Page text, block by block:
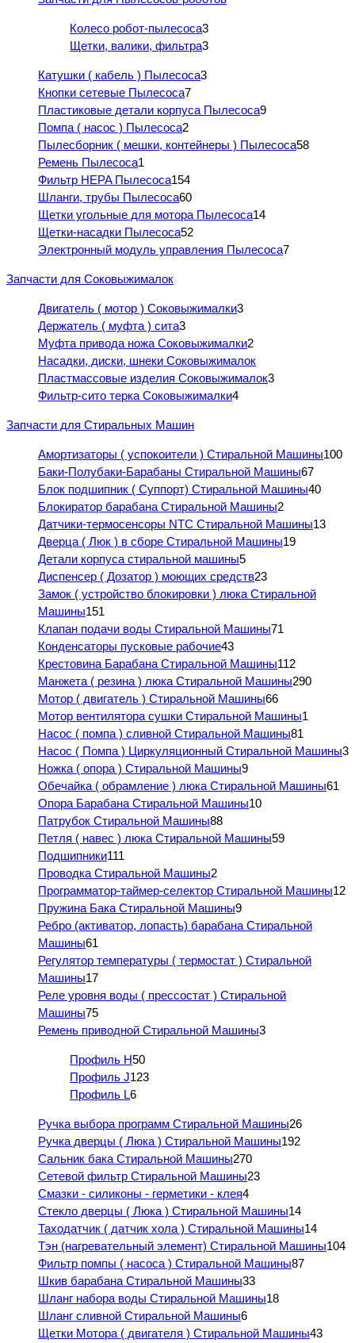
Колесо робот-пылесоса3
Щетки, валики, фильтра3
Катушки ( кабель ) Пылесоса3
Кнопки сетевые Пылесоса7
Пластиковые детали корпуса Пылесоса9
Помпа ( насос ) Пылесоса2
Пылесборник ( мешки, контейнеры ) Пылесоса58
Ремень Пылесоса1
Фильтр HEPA Пылесоса154
Шланги, трубы Пылесоса60
Щетки угольные для мотора Пылесоса14
Щетки-насадки Пылесоса52
Электронный модуль управления Пылесоса7
Запчасти для Соковыжималок
Двигатель ( мотор ) Соковыжималки3
Держатель ( муфта ) сита3
Муфта привода ножа Соковыжималки2
Насадки, диски, шнеки Соковыжималок
Пластмассовые изделия Соковыжималок3
Фильтр-сито терка Соковыжималки4
Запчасти для Стиральных Машин
Амортизаторы ( успокоители ) Стиральной Машины100
Баки-Полубаки-Барабаны Стиральной Машины67
Блок подшипник ( Суппорт) Стиральной Машины40
Блокиратор барабана Стиральной Машины2
Датчики-термосенсоры NTC Стиральной Машины13
Дверца ( Люк ) в сборе Стиральной Машины19
Детали корпуса стиральной машины5
Диспенсер ( Дозатор ) моющих средств23
Замок ( устройство блокировки ) люка Стиральной
Машины151
Клапан подачи воды Стиральной Машины71
Конденсаторы пусковые рабочие43
Крестовина Барабана Стиральной Машины112
Манжета ( резина ) люка Стиральной Машины290
Мотор ( двигатель ) Стиральной Машины66
Мотор вентилятора сушки Стиральной Машины1
Насос ( помпа ) сливной Стиральной Машины81
Насос ( Помпа ) Циркуляционный Стиральной Машины3
Ножка ( опора ) Стиральной Машины9
Обечайка ( обрамление ) люка Стиральной Машины61
Опора Барабана Стиральной Машины10
Патрубок Стиральной Машины88
Петля ( навес ) люка Стиральной Машины59
Подшипники111
Проводка Стиральной Машины2
Программатор-таймер-селектор Стиральной Машины12
Пружина Бака Стиральной Машины9
Ребро (активатор, лопасть) барабана Стиральной
Машины61
Регулятор температуры ( термостат ) Стиральной
Машины17
Реле уровня воды ( прессостат ) Стиральной
Машины75
Ремень приводной Стиральной Машины3
Профиль H50
Профиль J123
Профиль L6
Ручка выбора программ Стиральной Машины26
Ручка дверцы ( Люка ) Стиральной Машины192
Сальник бака Стиральной Машины270
Сетевой фильтр Стиральной Машины23
Смазки - силиконы - герметики - клея4
Стекло дверцы ( Люка ) Стиральной Машины14
Таходатчик ( датчик хола ) Стиральной Машины14
Тэн (нагревательный элемент) Стиральной Машины104
Фильтр помпы ( насоса ) Стиральной Машины87
Шкив барабана Стиральной Машины33
Шланг набора воды Стиральной Машины18
Шланг сливной Стиральной Машины6
Щетки Мотора ( двигателя ) Стиральной Машины43